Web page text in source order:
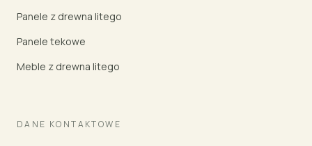
Panele z drewna litego
Panele tekowe
Meble z drewna litego
DANE KONTAKTOWE